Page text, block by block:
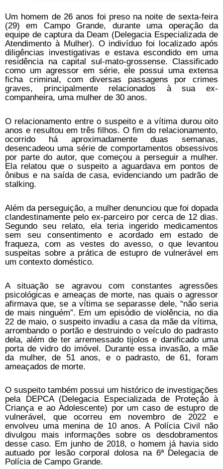
Um homem de 26 anos foi preso na noite de sexta-feira
(29) em Campo Grande, durante uma operação da
equipe de captura da Deam (Delegacia Especializada de
Atendimento à Mulher). O indivíduo foi localizado após
diligências investigativas e estava escondido em uma
residência na capital sul-mato-grossense. Classificado
como um agressor em série, ele possui uma extensa
ficha criminal, com diversas passagens por crimes
graves, principalmente relacionados à sua ex-
companheira, uma mulher de 30 anos.
O relacionamento entre o suspeito e a vítima durou oito
anos e resultou em três filhos. O fim do relacionamento,
ocorrido há aproximadamente duas semanas,
desencadeou uma série de comportamentos obsessivos
por parte do autor, que começou a perseguir a mulher.
Ela relatou que o suspeito a aguardava em pontos de
ônibus e na saída de casa, evidenciando um padrão de
stalking.
Além da perseguição, a mulher denunciou que foi dopada
clandestinamente pelo ex-parceiro por cerca de 12 dias.
Segundo seu relato, ela teria ingerido medicamentos
sem seu consentimento e acordado em estado de
fraqueza, com as vestes do avesso, o que levantou
suspeitas sobre a prática de estupro de vulnerável em
um contexto doméstico.
A situação se agravou com constantes agressões
psicológicas e ameaças de morte, nas quais o agressor
afirmava que, se a vítima se separasse dele, “não seria
de mais ninguém”. Em um episódio de violência, no dia
22 de maio, o suspeito invadiu a casa da mãe da vítima,
arrombando o portão e destruindo o veículo do padrasto
dela, além de ter arremessado tijolos e danificado uma
porta de vidro do imóvel. Durante essa invasão, a mãe
da mulher, de 51 anos, e o padrasto, de 61, foram
ameaçados de morte.
O suspeito também possui um histórico de investigações
pela DEPCA (Delegacia Especializada de Proteção à
Criança e ao Adolescente) por um caso de estupro de
vulnerável, que ocorreu em novembro de 2022 e
envolveu uma menina de 10 anos. A Polícia Civil não
divulgou mais informações sobre os desdobramentos
desse caso. Em junho de 2018, o homem já havia sido
autuado por lesão corporal dolosa na 6ª Delegacia de
Polícia de Campo Grande.